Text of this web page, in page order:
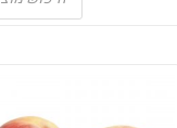
search